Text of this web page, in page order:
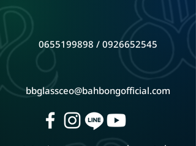
0655199898 / 0926652545
bbglassceo@bahbongofficial.com